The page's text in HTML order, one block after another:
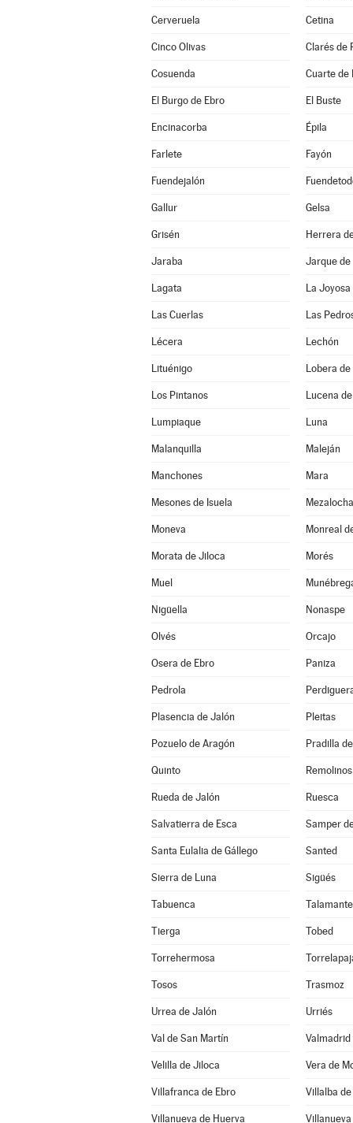
Cerveruela Cetina
Cinco Olivas Clarés de
Cosuenda Cuarte de
El Burgo de Ebro El Buste
Encinacorba Épila
Farlete Fayón
Fuendejalón
Gallur Gelsa
Grisén Herrera
Jaraba Jarque de
Lagata La Joyosa
Las Cuerlas Las
Lécera Lechón
Lituénigo Lobera de
Los Pintanos Lucena
Lumpiaque Luna
Malanquilla Maleján
Manchones Mara
Mesones de Isuela Mezalocha
Moneva Monreal
Morata de Jiloca Morés
Muel
Nigüella Nonaspe
Olvés Orcajo
Osera de Ebro Paniza
Pedrola
Plasencia de Jalón Pleitas
Pozuelo de Aragón Pradilla
Quinto Remolinos
Rueda de Jalón Ruesca
Salvatierra de Esca Samper
Santa Eulalia de Gállego Santed
Sierra de Luna Sigüés
Tabuenca
Tierga Tobed
Torrehermosa
Tosos Trasmoz
Urrea de Jalón Urriés
Val de San Martín Valmadrid
Velilla de Jiloca Vera de
Villafranca de Ebro Villalba de
Villanueva de Huerva